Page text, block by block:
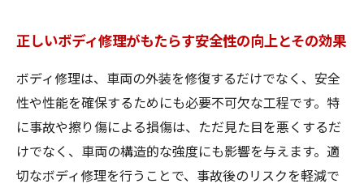
正しいボディ修理がもたらす安全性の向上とその効果
ボディ修理は、車両の外装を修復するだけでなく、安全
性や性能を確保するためにも必要不可欠な工程です。特
に事故や擦り傷による損傷は、ただ見た目を悪くするだ
けでなく、車両の構造的な強度にも影響を与えます。適
切なボディ修理を行うことで、事故後のリスクを軽減で